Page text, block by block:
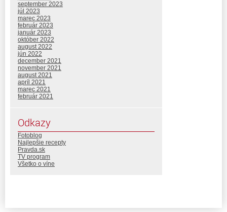
september 2023
júl 2023
marec 2023
február 2023
január 2023
október 2022
august 2022
jún 2022
december 2021
november 2021
august 2021
apríl 2021
marec 2021
február 2021
Odkazy
Fotoblog
Najlepšie recepty
Pravda.sk
TV program
Všetko o víne